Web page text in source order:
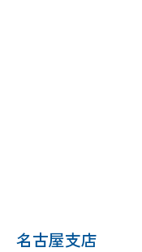
名古屋支店